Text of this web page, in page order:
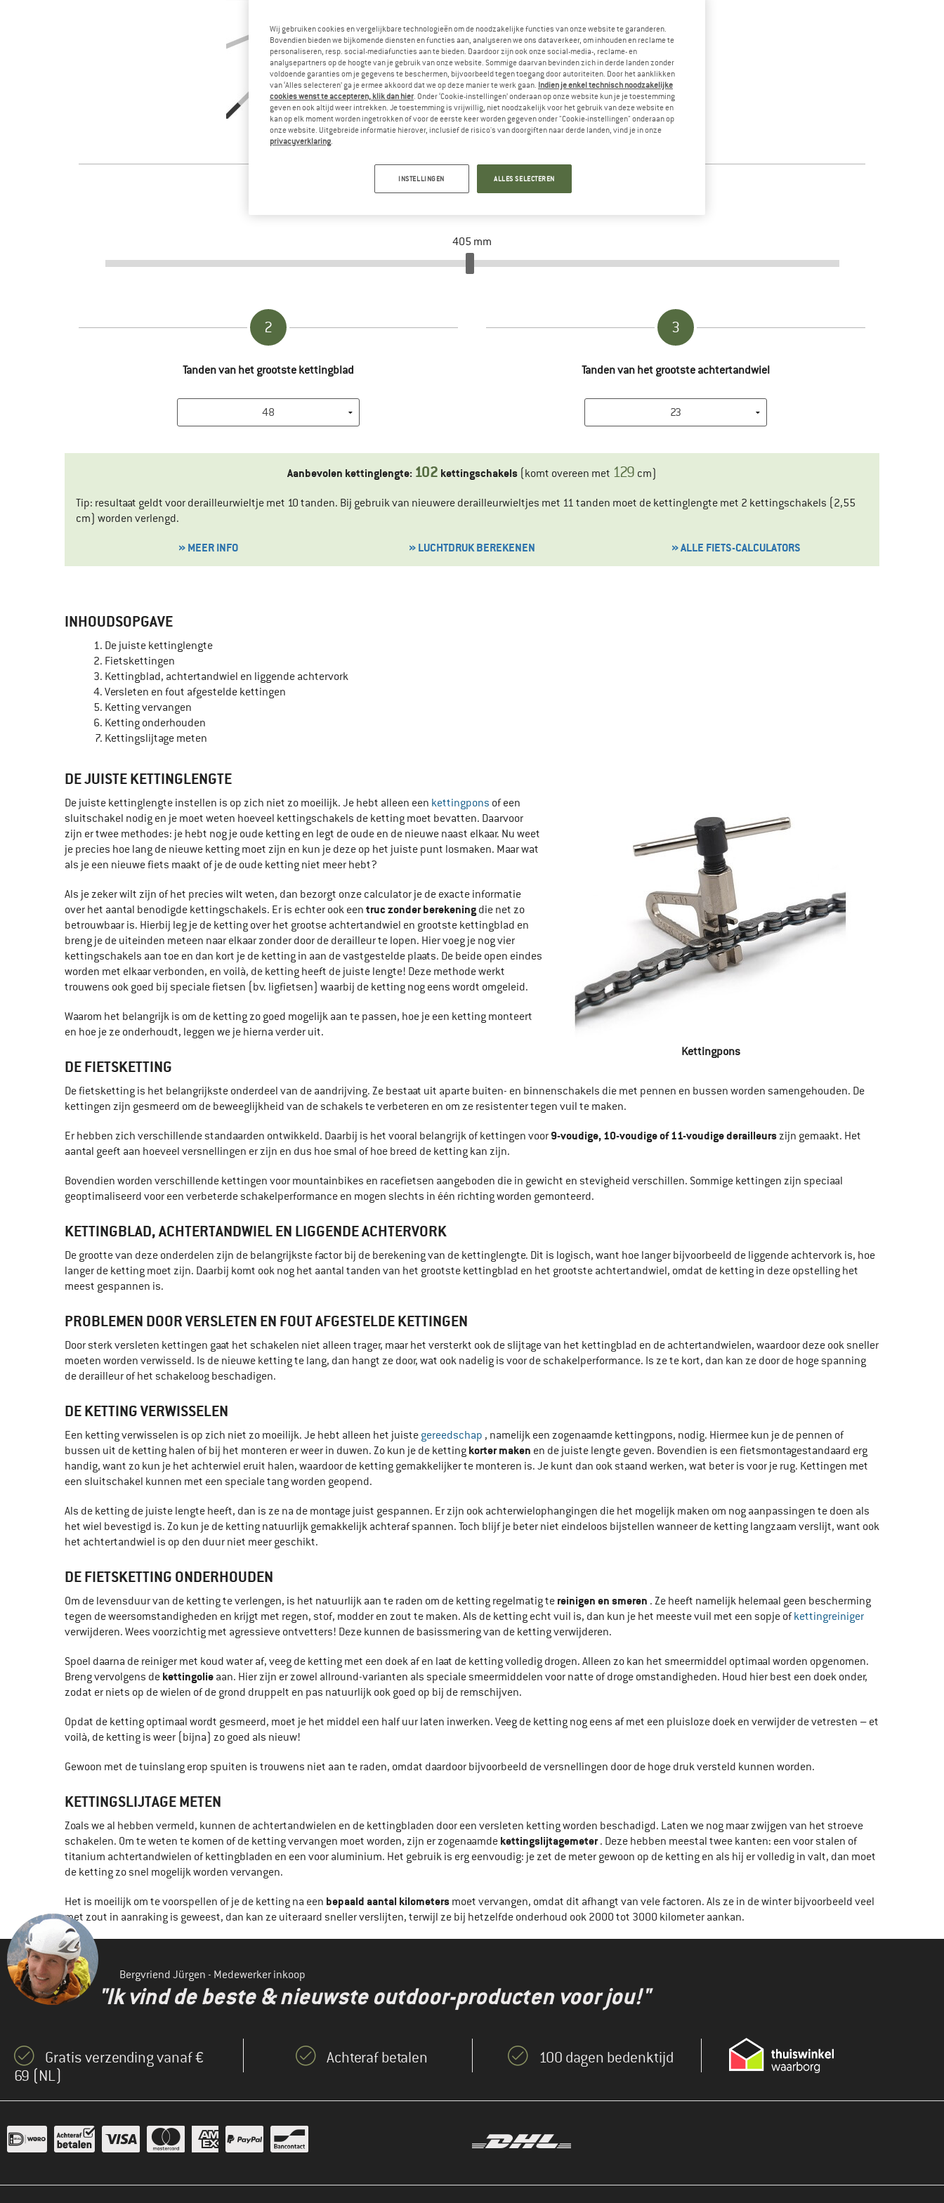
1
405 mm
2
Tanden van het grootste kettingblad
3
Tanden van het grootste achtertandwiel
Aanbevolen kettinglengte: 102 kettingschakels (komt overeen met 129 cm)
Tip: resultaat geldt voor derailleurwieltje met 10 tanden. Bij gebruik van nieuwere derailleurwieltjes met 11 tanden moet de kettinglengte met 2 kettingschakels (2,55
cm) worden verlengd.
» MEER INFO » LUCHTDRUK BEREKENEN » ALLE FIETS-CALCULATORS
INHOUDSOPGAVE
De juiste kettinglengte
Fietskettingen
Kettingblad, achtertandwiel en liggende achtervork
Versleten en fout afgestelde kettingen
Ketting vervangen
Ketting onderhouden
Kettingslijtage meten
DE JUISTE KETTINGLENGTE
Kettingpons
De juiste kettinglengte instellen is op zich niet zo moeilijk. Je hebt alleen een kettingpons of een
sluitschakel nodig en je moet weten hoeveel kettingschakels de ketting moet bevatten. Daarvoor
zijn er twee methodes: je hebt nog je oude ketting en legt de oude en de nieuwe naast elkaar. Nu weet
je precies hoe lang de nieuwe ketting moet zijn en kun je deze op het juiste punt losmaken. Maar wat
als je een nieuwe fiets maakt of je de oude ketting niet meer hebt?
Als je zeker wilt zijn of het precies wilt weten, dan bezorgt onze calculator je de exacte informatie
over het aantal benodigde kettingschakels. Er is echter ook een truc zonder berekening die net zo
betrouwbaar is. Hierbij leg je de ketting over het grootse achtertandwiel en grootste kettingblad en
breng je de uiteinden meteen naar elkaar zonder door de derailleur te lopen. Hier voeg je nog vier
kettingschakels aan toe en dan kort je de ketting in aan de vastgestelde plaats. De beide open eindes
worden met elkaar verbonden, en voilà, de ketting heeft de juiste lengte! Deze methode werkt
trouwens ook goed bij speciale fietsen (bv. ligfietsen) waarbij de ketting nog eens wordt omgeleid.
Waarom het belangrijk is om de ketting zo goed mogelijk aan te passen, hoe je een ketting monteert
en hoe je ze onderhoudt, leggen we je hierna verder uit.
DE FIETSKETTING
De fietsketting is het belangrijkste onderdeel van de aandrijving. Ze bestaat uit aparte buiten- en binnenschakels die met pennen en bussen worden samengehouden. De
kettingen zijn gesmeerd om de beweeglijkheid van de schakels te verbeteren en om ze resistenter tegen vuil te maken.
Er hebben zich verschillende standaarden ontwikkeld. Daarbij is het vooral belangrijk of kettingen voor 9-voudige, 10-voudige of 11-voudige derailleurszijn gemaakt. Het
aantal geeft aan hoeveel versnellingen er zijn en dus hoe smal of hoe breed de ketting kan zijn.
Bovendien worden verschillende kettingen voor mountainbikes en racefietsen aangeboden die in gewicht en stevigheid verschillen. Sommige kettingen zijn speciaal
geoptimaliseerd voor een verbeterde schakelperformance en mogen slechts in één richting worden gemonteerd.
KETTINGBLAD, ACHTERTANDWIEL EN LIGGENDE ACHTERVORK
De grootte van deze onderdelen zijn de belangrijkste factor bij de berekening van de kettinglengte. Dit is logisch, want hoe langer bijvoorbeeld de liggende achtervork is, hoe
langer de ketting moet zijn. Daarbij komt ook nog het aantal tanden van het grootste kettingblad en het grootste achtertandwiel, omdat de ketting in deze opstelling het
meest gespannen is.
PROBLEMEN DOOR VERSLETEN EN FOUT AFGESTELDE KETTINGEN
Door sterk versleten kettingen gaat het schakelen niet alleen trager, maar het versterkt ook de slijtage van het kettingblad en de achtertandwielen, waardoor deze ook sneller
moeten worden verwisseld. Is de nieuwe ketting te lang, dan hangt ze door, wat ook nadelig is voor de schakelperformance. Is ze te kort, dan kan ze door de hoge spanning
de derailleur of het schakeloog beschadigen.
DE KETTING VERWISSELEN
Een ketting verwisselen is op zich niet zo moeilijk. Je hebt alleen het juiste gereedschap , namelijk een zogenaamde kettingpons, nodig. Hiermee kun je de pennen of
bussen uit de ketting halen of bij het monteren er weer in duwen. Zo kun je de ketting korter maken en de juiste lengte geven. Bovendien is een fietsmontagestandaard erg
handig, want zo kun je het achterwiel eruit halen, waardoor de ketting gemakkelijker te monteren is. Je kunt dan ook staand werken, wat beter is voor je rug. Kettingen met
een sluitschakel kunnen met een speciale tang worden geopend.
Als de ketting de juiste lengte heeft, dan is ze na de montage juist gespannen. Er zijn ook achterwielophangingen die het mogelijk maken om nog aanpassingen te doen als
het wiel bevestigd is. Zo kun je de ketting natuurlijk gemakkelijk achteraf spannen. Toch blijf je beter niet eindeloos bijstellen wanneer de ketting langzaam verslijt, want ook
het achtertandwiel is op den duur niet meer geschikt.
DE FIETSKETTING ONDERHOUDEN
Om de levensduur van de ketting te verlengen, is het natuurlijk aan te raden om de ketting regelmatig te reinigen en smeren . Ze heeft namelijk helemaal geen bescherming
tegen de weersomstandigheden en krijgt met regen, stof, modder en zout te maken. Als de ketting echt vuil is, dan kun je het meeste vuil met een sopje ofkettingreiniger
verwijderen. Wees voorzichtig met agressieve ontvetters! Deze kunnen de basissmering van de ketting verwijderen.
Spoel daarna de reiniger met koud water af, veeg de ketting met een doek af en laat de ketting volledig drogen. Alleen zo kan het smeermiddel optimaal worden opgenomen.
Breng vervolgens de kettingolie aan. Hier zijn er zowel allround-varianten als speciale smeermiddelen voor natte of droge omstandigheden. Houd hier best een doek onder,
zodat er niets op de wielen of de grond druppelt en pas natuurlijk ook goed op bij de remschijven.
Opdat de ketting optimaal wordt gesmeerd, moet je het middel een half uur laten inwerken. Veeg de ketting nog eens af met een pluisloze doek en verwijder de vetresten – et
voilà, de ketting is weer (bijna) zo goed als nieuw!
Gewoon met de tuinslang erop spuiten is trouwens niet aan te raden, omdat daardoor bijvoorbeeld de versnellingen door de hoge druk versteld kunnen worden.
KETTINGSLIJTAGE METEN
Zoals we al hebben vermeld, kunnen de achtertandwielen en de kettingbladen door een versleten ketting worden beschadigd. Laten we nog maar zwijgen van het stroeve
schakelen. Om te weten te komen of de ketting vervangen moet worden, zijn er zogenaamde kettingslijtagemeter. Deze hebben meestal twee kanten: een voor stalen of
titanium achtertandwielen of kettingbladen en een voor aluminium. Het gebruik is erg eenvoudig: je zet de meter gewoon op de ketting en als hij er volledig in valt, dan moet
de ketting zo snel mogelijk worden vervangen.
Het is moeilijk om te voorspellen of je de ketting na een bepaald aantal kilometers moet vervangen, omdat dit afhangt van vele factoren. Als ze in de winter bijvoorbeeld veel
met zout in aanraking is geweest, dan kan ze uiteraard sneller verslijten, terwijl ze bij hetzelfde onderhoud ook 2000 tot 3000 kilometer aankan.
Bergvriend Jürgen - Medewerker inkoop
"Ik vind de beste & nieuwste outdoor-producten voor jou!"
Gratis verzending vanaf €
69 (NL)
Achteraf betalen 100 dagen bedenktijd
Wij gebruiken cookies en vergelijkbare technologieën om de noodzakelijke functies van onze website te garanderen.
Bovendien bieden we bijkomende diensten en functies aan, analyseren we ons dataverkeer, om inhouden en reclame te
personaliseren, resp. social-mediafuncties aan te bieden. Daardoor zijn ook onze social-media-, reclame- en
analysepartners op de hoogte van je gebruik van onze website. Sommige daarvan bevinden zich in derde landen zonder
voldoende garanties om je gegevens te beschermen, bijvoorbeeld tegen toegang door autoriteiten. Door het aanklikken
van ‘Alles selecteren’ ga je ermee akkoord dat we op deze manier te werk gaan. Indien je enkel technisch noodzakelijke
cookies wenst te accepteren, klik dan hier. Onder ‘Cookie-instellingen’ onderaan op onze website kun je je toestemming
geven en ook altijd weer intrekken. Je toestemming is vrijwillig, niet noodzakelijk voor het gebruik van deze website en
kan op elk moment worden ingetrokken of voor de eerste keer worden gegeven onder "Cookie-instellingen" onderaan op
onze website. Uitgebreide informatie hierover, inclusief de risico's van doorgiften naar derde landen, vind je in onze
privacyverklaring.
INSTELLINGEN ALLES SELECTEREN